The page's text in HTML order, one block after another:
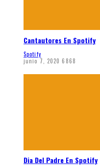
Cantautores En Spotify
Spotify
junio 7, 2020 6868
Dia Del Padre En Spotify